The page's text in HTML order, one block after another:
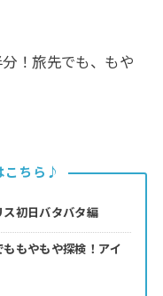
！旅先でも、もや
こちら♪
ス初日バタバタ編
もやもや探検！アイ